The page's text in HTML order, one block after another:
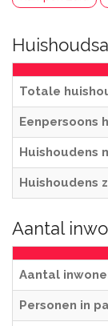
Totale
Eenpersoons
Huishoudens
Huishoudens
Aantal
Aantal
Personen in